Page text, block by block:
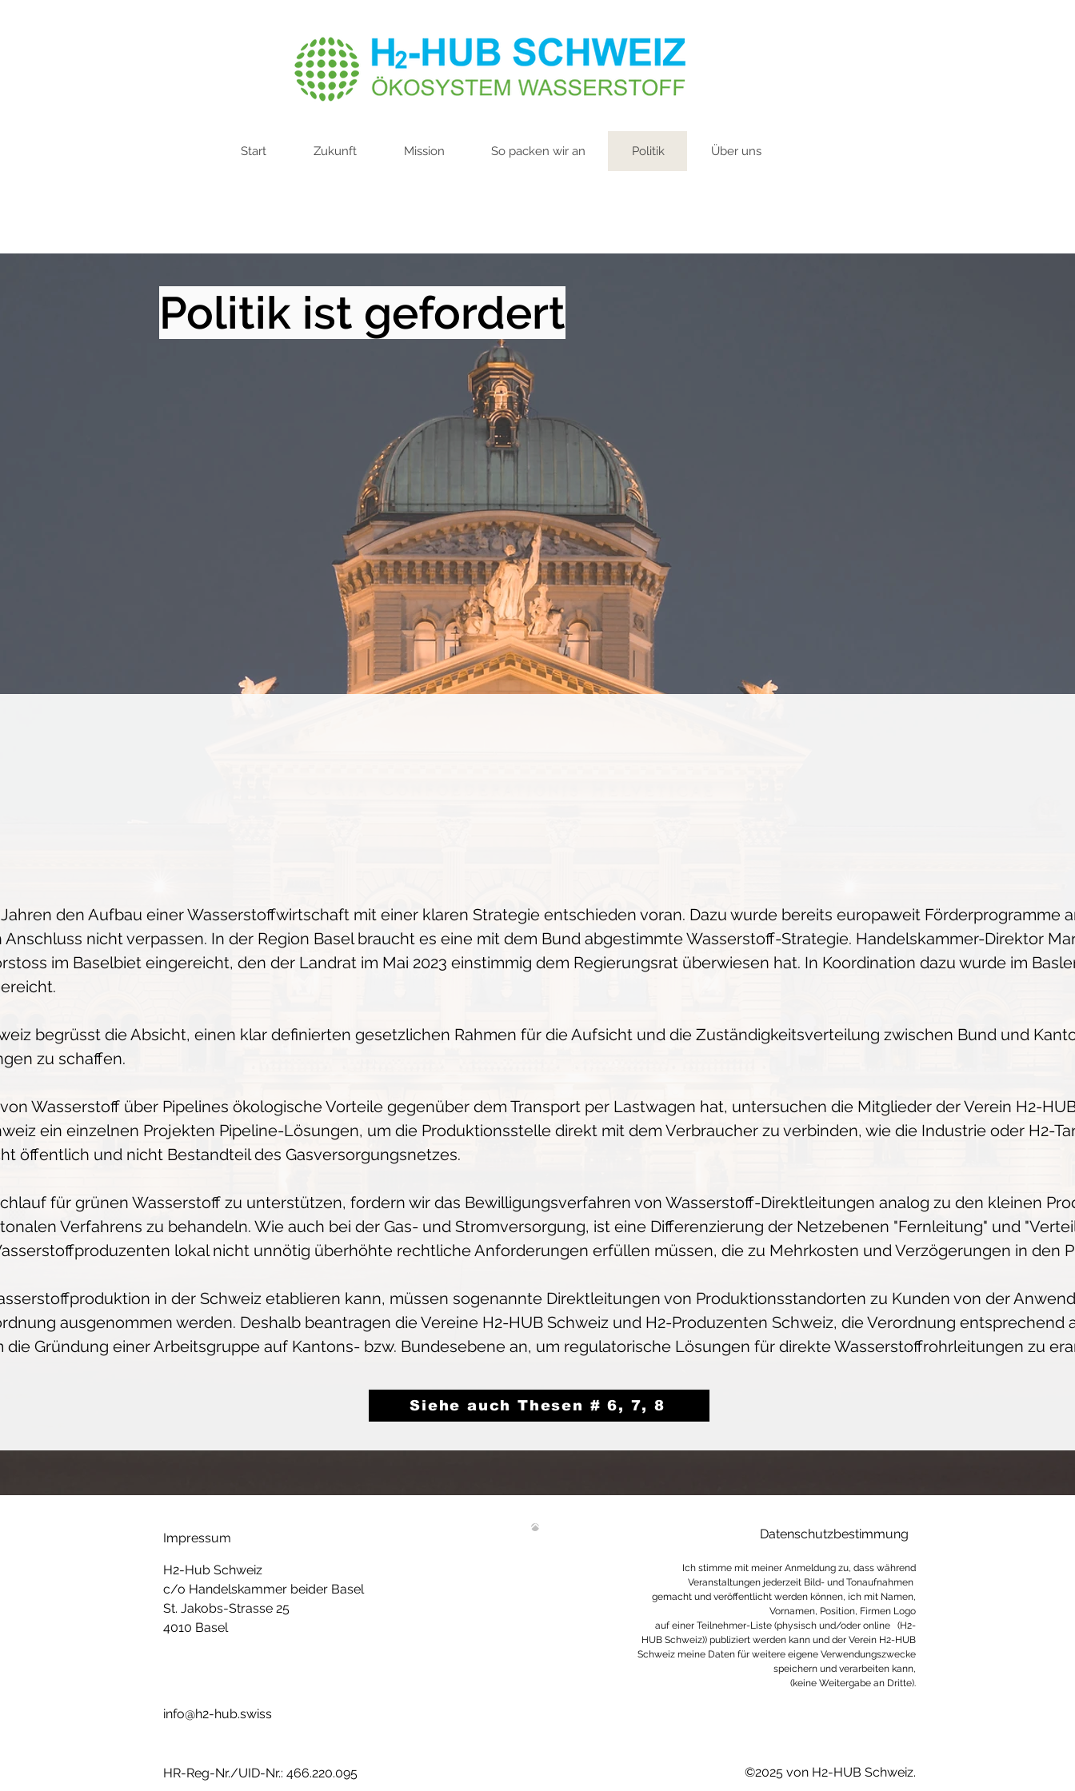
Start Zukunft Mission So packen wir an Politik Über uns
Politik ist gefordert
den Aufbau einer Wasserstoffwirtschaft mit einer klaren Strategie entschieden voran. Dazu wurde bereits europaweit Förderprogramme
Anschluss nicht verpassen. In der Region Basel braucht es eine mit dem Bund abgestimmte Wasserstoff-Strategie. Handelskammer-Direktor
im Baselbiet eingereicht, den der Landrat im Mai 2023 einstimmig dem Regierungsrat überwiesen hat. In Koordination dazu wurde im
begrüsst die Absicht, einen klar definierten gesetzlichen Rahmen für die Aufsicht und die Zuständigkeitsverteilung zwischen Bund und
zu schaffen.
Wasserstoff über Pipelines ökologische Vorteile gegenüber dem Transport per Lastwagen hat, untersuchen die Mitglieder der Verein H2-
ein einzelnen Projekten Pipeline-Lösungen, um die Produktionsstelle direkt mit dem Verbraucher zu verbinden, wie die Industrie oder H2-
öffentlich und nicht Bestandteil des Gasversorgungsnetzes.
für grünen Wasserstoff zu unterstützen, fordern wir das Bewilligungsverfahren von Wasserstoff-Direktleitungen analog zu den kleinen
Verfahrens zu behandeln. Wie auch bei der Gas- und Stromversorgung, ist eine Differenzierung der Netzebenen "Fernleitung" und
lokal nicht unnötig überhöhte rechtliche Anforderungen erfüllen müssen, die zu Mehrkosten und Verzögerungen in den
in der Schweiz etablieren kann, müssen sogenannte Direktleitungen von Produktionsstandorten zu Kunden von der
ausgenommen werden. Deshalb beantragen die Vereine H2-HUB Schweiz und H2-Produzenten Schweiz, die Verordnung
Gründung einer Arbeitsgruppe auf Kantons- bzw. Bundesebene an, um regulatorische Lösungen für direkte Wasserstoffrohrleitungen zu
Siehe auch Thesen # 6, 7, 8
Impressum
H2-Hub Schweiz
c/o Handelskammer beider Basel
St. Jakobs-Strasse 25
4010 Basel
Datenschutzbestimmung
Ich stimme mit meiner Anmeldung zu, dass während
Veranstaltungen jederzeit Bild- und Tonaufnahmen
gemacht und veröffentlicht werden können, ich mit Namen,
Vornamen, Position, Firmen Logo
auf einer Teilnehmer-Liste (physisch und/oder online (H2-
HUB Schweiz)) publiziert werden kann und der Verein H2-HUB
Schweiz meine Daten für weitere eigene Verwendungszwecke
speichern und verarbeiten kann,
(keine Weitergabe an Dritte).
info@h2-hub.swiss
HR-Reg-Nr./UID-Nr.: 466.220.095 ©2025 von H2-HUB Schweiz.